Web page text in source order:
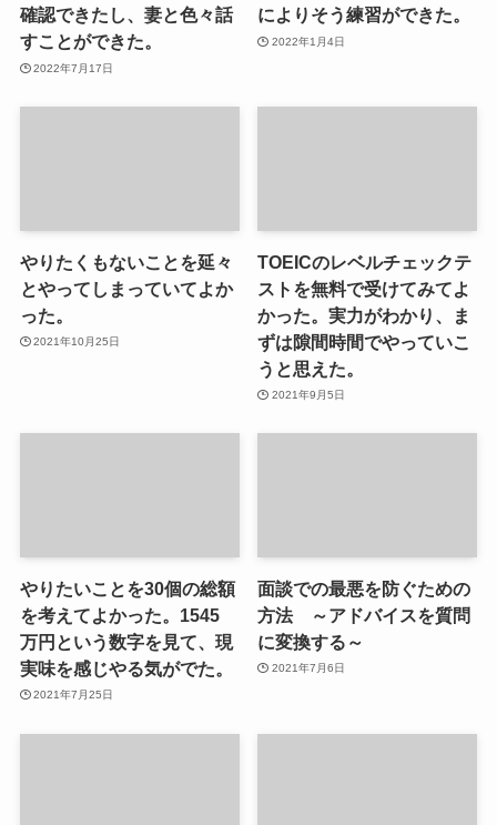
確認できたし、妻と色々話
すことができた。
2022年7月17日
によりそう練習ができた。
2022年1月4日
やりたくもないことを延々
とやってしまっていてよか
った。
2021年10月25日
TOEICのレベルチェックテ
ストを無料で受けてみてよ
かった。実力がわかり、ま
ずは隙間時間でやっていこ
うと思えた。
2021年9月5日
やりたいことを30個の総額
を考えてよかった。1545
万円という数字を見て、現
実味を感じやる気がでた。
2021年7月25日
面談での最悪を防ぐための
方法 ～アドバイスを質問
に変換する～
2021年7月6日